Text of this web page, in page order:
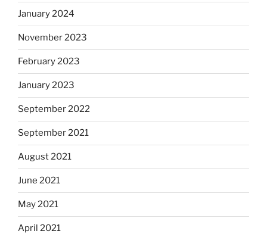
January 2024
November 2023
February 2023
January 2023
September 2022
September 2021
August 2021
June 2021
May 2021
April 2021